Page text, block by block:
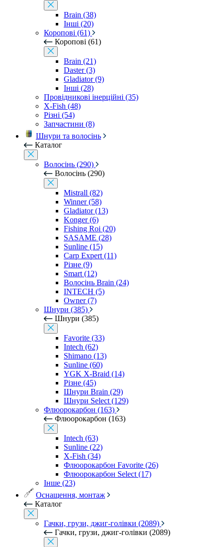
Brain (38)
Інші (20)
Коропові (61)
Коропові (61)
Brain (21)
Daster (3)
Gladiator (9)
Інші (28)
Провідникові інерційні (35)
X-Fish (48)
Різні (54)
Запчастини (8)
Шнури та волосінь
Каталог
Волосінь (290)
Волосінь (290)
Mistrall (82)
Winner (58)
Gladiator (13)
Konger (6)
Fishing Roi (20)
SASAME (28)
Sunline (15)
Carp Expert (11)
Різне (9)
Smart (12)
Волосінь Brain (24)
INTECH (5)
Owner (7)
Шнури (385)
Шнури (385)
Favorite (33)
Intech (62)
Shimano (13)
Sunline (60)
YGK X-Braid (14)
Різне (45)
Шнури Brain (29)
Шнури Select (129)
Флюорокарбон (163)
Флюорокарбон (163)
Intech (63)
Sunline (22)
X-Fish (34)
Флюорокарбон Favorite (26)
Флюорокарбон Select (17)
Інше (23)
Оснащення, монтаж
Каталог
Гачки, грузи, джиг-голівки (2089)
Гачки, грузи, джиг-голівки (2089)